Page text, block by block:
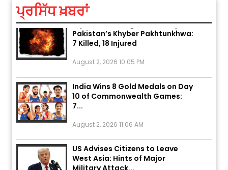
ਪ੍ਰਸਿੱਧ ਖ਼ਬਰਾਂExplosion During Peace Rally in
Pakistan’s Khyber Pakhtunkhwa:
7 Killed, 18 Injured
India Wins 8 Gold Medals on Day
10 of Commonwealth Games:
7...
US Advises Citizens to Leave
West Asia: Hints of Major
Military Attack...